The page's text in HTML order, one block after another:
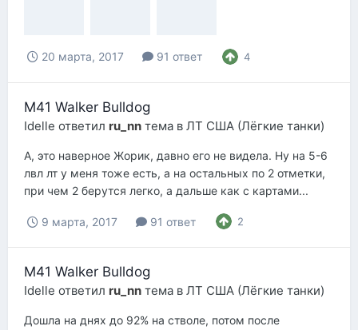
20 марта, 2017 91 ответ 4
M41 Walker Bulldog
Idelle ответил ru_nn тема в ЛТ США (Лёгкие танки)
А, это наверное Жорик, давно его не видела. Ну на 5-6
лвл лт у меня тоже есть, а на остальных по 2 отметки,
при чем 2 берутся легко, а дальше как с картами...
9 марта, 2017 91 ответ 2
M41 Walker Bulldog
Idelle ответил ru_nn тема в ЛТ США (Лёгкие танки)
Дошла на днях до 92% на стволе, потом после